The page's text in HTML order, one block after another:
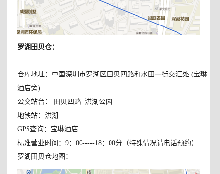
罗湖田贝仓：
仓库地址：中国深圳市罗湖区田贝四路和水田一街交汇处 (宝琳
酒店旁)
公交站台： 田贝四路 洪湖公园
地铁站：洪湖
GPS查询：宝琳酒店
标准营业时间：9：00-----18：00分（特殊情况请电话预约）
罗湖田贝仓地图：